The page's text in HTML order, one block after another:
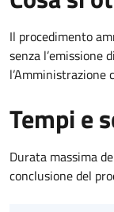
Il procedimento
senza l’emissione
l’Amministrazione
Tempi e
Durata massima
conclusione del